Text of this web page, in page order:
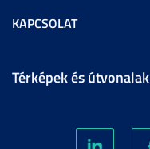
KAPCSOLAT
Térképek és útvonalak